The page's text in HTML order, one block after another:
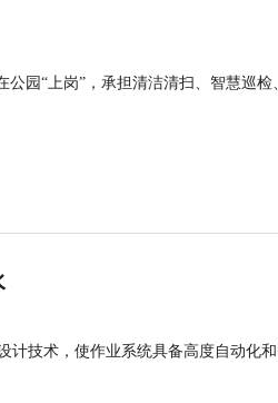
园“上岗”，承担清洁清扫、智慧巡
技术，使作业系统具备高度自动化和